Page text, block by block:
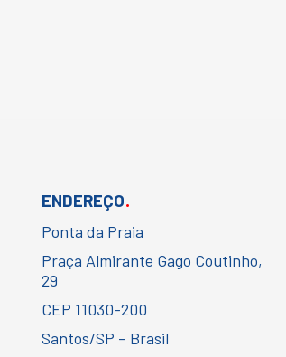
ENDEREÇO.
Ponta da Praia
Praça Almirante Gago Coutinho,
29
CEP 11030-200
Santos/SP – Brasil